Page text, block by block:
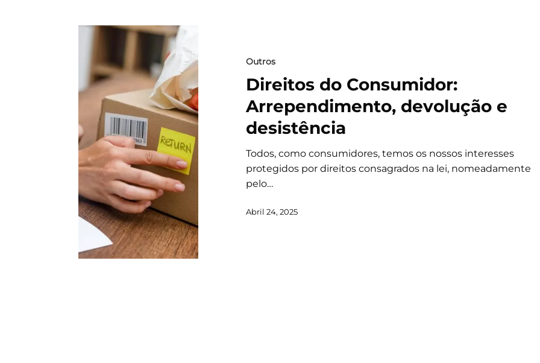
Outros
Direitos do Consumidor:
Arrependimento, devolução e
desistência
Todos, como consumidores, temos os nossos interesses
protegidos por direitos consagrados na lei, nomeadamente
pelo…
Abril 24, 2025